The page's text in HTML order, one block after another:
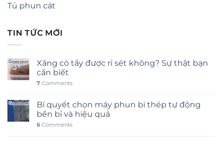
Tủ phun cát
TIN TỨC MỚI
Xăng có tẩy được rỉ sét không? Sự thật bạn
cần biết
7 Comments
Bí quyết chọn máy phun bi thép tự động
bền bỉ và hiệu quả
6 Comments